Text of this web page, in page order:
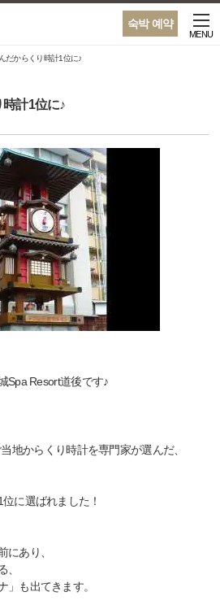
숙박 예약
MENU
だからくり時計1位に♪
計1位に♪
Resort道後です♪
地からくり時計を専門家が選んだ、
に選ばれました！
にあり、
」も出てきます。